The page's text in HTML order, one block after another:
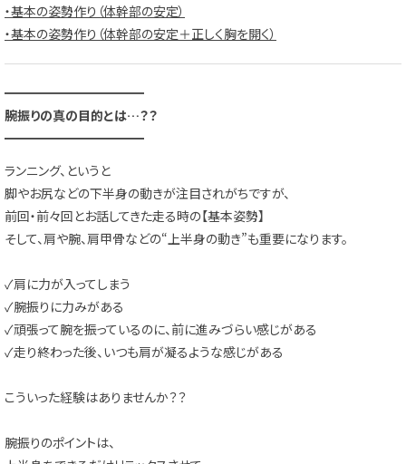
・基本の姿勢作り（体幹部の安定）
・基本の姿勢作り（体幹部の安定＋正しく胸を開く）
━━━━━━━━━━━
腕振りの真の目的とは…？？
━━━━━━━━━━━
ランニング、というと
脚やお尻などの下半身の動きが注目されがちですが、
前回・前々回とお話してきた走る時の【基本姿勢】
そして、肩や腕、肩甲骨などの“上半身の動き”も重要になります。
✓肩に力が入ってしまう
✓腕振りに力みがある
✓頑張って腕を振っているのに、前に進みづらい感じがある
✓走り終わった後、いつも肩が凝るような感じがある
こういった経験はありませんか？？
腕振りのポイントは、